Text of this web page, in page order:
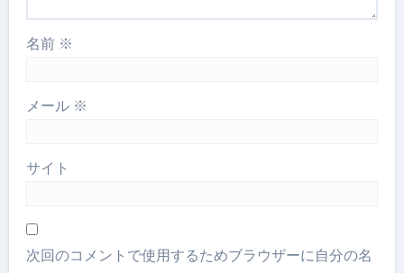
名前 ※
メール ※
サイト
次回のコメントで使用するためブラウザーに自分の名